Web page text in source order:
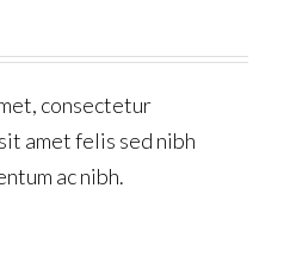
consectetur
amet felis sed nibh
ac nibh.